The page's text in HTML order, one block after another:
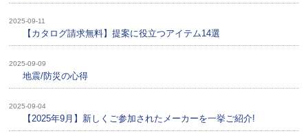
2025-09-11
【カタログ請求無料】提案に役立つアイテム14選
2025-09-09
地震/防災の心得
2025-09-04
【2025年9月】新しくご参加されたメーカーを一挙ご紹介!